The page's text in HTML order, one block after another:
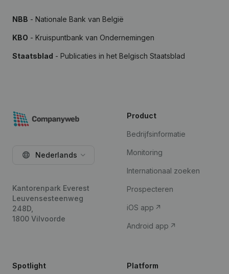
NBB - Nationale Bank van België
KBO - Kruispuntbank van Ondernemingen
Staatsblad - Publicaties in het Belgisch Staatsblad
Nederlands
Kantorenpark Everest
Leuvensesteenweg
248D,
1800 Vilvoorde
Product
Bedrijfsinformatie
Monitoring
Internationaal zoeken
Prospecteren
iOS app
Android app
Spotlight Platform